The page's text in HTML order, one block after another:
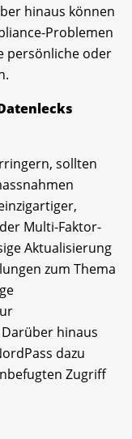
hinaus können
Problemen
persönliche oder
sollten
Multi-Faktor-
Aktualisierung
zum Thema
hinaus
dazu
Zugriff